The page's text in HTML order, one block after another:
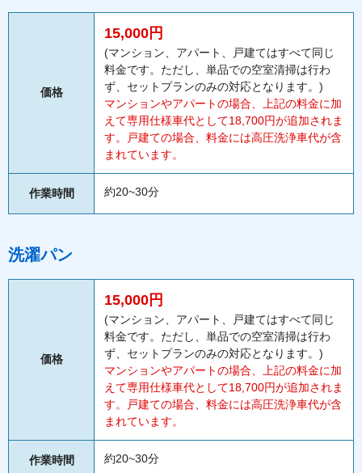
価格
15,000円
(マンション、アパート、戸建てはすべて同じ
料金です。ただし、単品での空室清掃は行わ
ず、セットプランのみの対応となります。)
マンションやアパートの場合、上記の料金に加
えて専用仕様車代として18,700円が追加されま
す。戸建ての場合、料金には高圧洗浄車代が含
まれています。
作業時間 約20~30分
洗濯パン
価格
15,000円
(マンション、アパート、戸建てはすべて同じ
料金です。ただし、単品での空室清掃は行わ
ず、セットプランのみの対応となります。)
マンションやアパートの場合、上記の料金に加
えて専用仕様車代として18,700円が追加されま
す。戸建ての場合、料金には高圧洗浄車代が含
まれています。
作業時間 約20~30分